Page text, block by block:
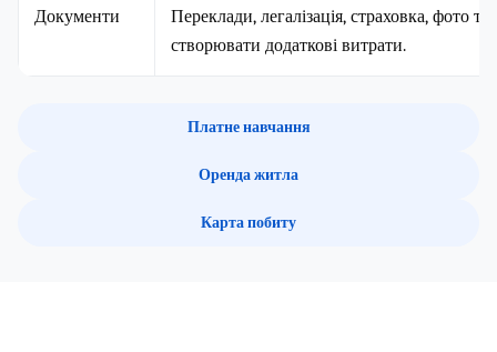
Документи
Переклади, легалізація, страховка, фото
створювати додаткові витрати.
Платне навчання
Оренда житла
Карта побиту